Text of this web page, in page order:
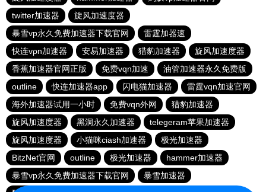
twitter加速器
旋风加速度器
暴雪vp永久免费加速器下载官网
雷霆加器速
快连vρn加速器
安易加速器 猎豹加速器
旋风加速度器
香蕉加速器官网正版
免费vqn加速
油管加速器永久免费版
outline
快连加速器app 闪电猫加速器
雷霆vqn加速官网
海外加速器试用一小时
免费vqn外网
猎豹加速器
旋风加速度器
黑洞永久加速器
telegeram苹果加速器
旋风加速度器
小猫咪ciash加速器
极光加速器
BitzNet官网
outline 极光加速器
hammer加速器
暴雪vp永久免费加速器下载官网
暴雪加速器